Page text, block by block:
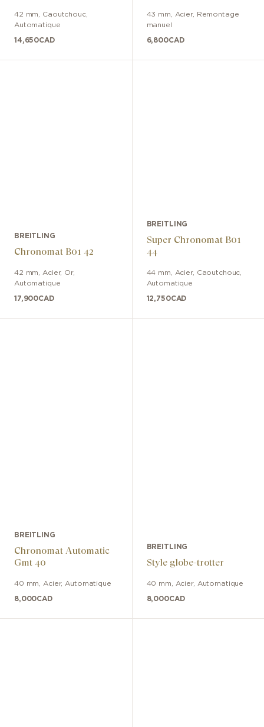
42 mm Caoutchouc,
Automatique
14,650CAD
43 mm Acier,
Remontage
manuel
6,800CAD
BREITLING
Chronomat B01 42
42 mm Acier, Or,
Automatique
17,900CAD
BREITLING
Super Chronomat B01
44
44 mm Acier, Caoutchouc
Automatique
12,750CAD
BREITLING
Chronomat Automatic
Gmt 40
40 mm Acier, Automatique
8,000CAD
BREITLING
Style globe-trotter
40 mm Acier, Automatique
8,000CAD